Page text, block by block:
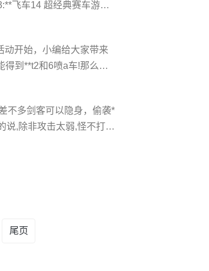
飞车14 超经典赛车游戏_
新作 no
动开始，小编给大家带来
得到**t2和6喷a车!那么迎
购买【零点倒数派
不多剑客可以隐身，偷袭*
说,除非攻击太弱,怪不打.
*师一般是*先被打的,而
尾页